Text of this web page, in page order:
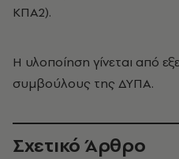
ΚΠΑ2).
Η υλοποίηση γίνεται από
συμβούλους της ΔΥΠΑ.
Σχετικό Άρθρο